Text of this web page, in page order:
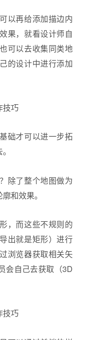
以再给添加描边内
果，就看设计师自
可以去收集同类地
的设计中进行添加
础才可以进一步拓
除了整个地图做为
和效果。
，而这些不规则的
出就是矩形）进行
浏览器获取相关矢
会自己去获取（3D